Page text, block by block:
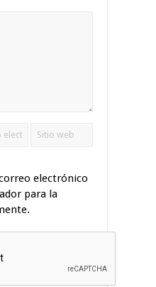
electrónico
para la